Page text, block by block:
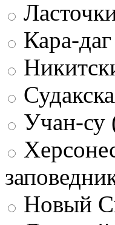
Кара-
Учан-су
Новый